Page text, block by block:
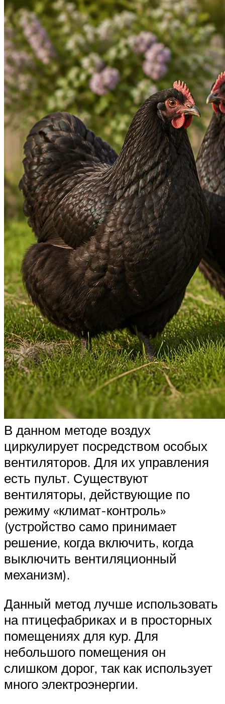
В данном методе воздух
циркулирует посредством особых
вентиляторов. Для их управления
есть пульт. Существуют
вентиляторы, действующие по
режиму «климат-контроль»
(устройство само принимает
решение, когда включить, когда
выключить вентиляционный
механизм).
Данный метод лучше использовать
на птицефабриках и в просторных
помещениях для кур. Для
небольшого помещения он
слишком дорог, так как использует
много электроэнергии.